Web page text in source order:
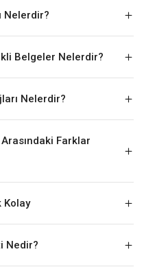
Nelerdir?
Belgeler Nelerdir?
Nelerdir?
Farklar
Kolay
Nedir?